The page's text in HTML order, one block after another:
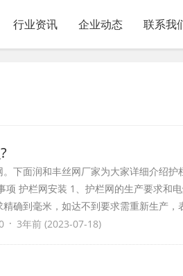
行业资讯 企业动态 联系我
下面润和丰丝网厂家为大家详细介绍
护栏网安装 1、护栏网的生产要求和
确到毫米，如达不到要求需重新生产
· 3年前 (2023-07-18)